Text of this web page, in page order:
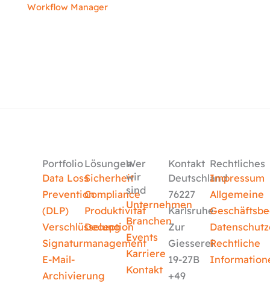
Workflow Manager
Portfolio
Data Loss
Prevention
(DLP)
Verschlüsselung
Signaturmanagement
E-Mail-
Archivierung
Lösungen
Sicherheit
Compliance
Produktivität
Deception
Wer
wir
sind
Unternehmen
Branchen
Events
Karriere
Kontakt
Kontakt
Deutschland
76227
Karlsruhe
Zur
Giesserei
19-27B
+49
Rechtliches
Impressum
Allgemeine
Rechtliche